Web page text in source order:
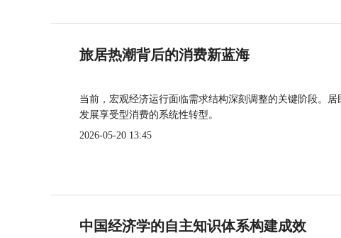
旅居热潮背后的消费新蓝海
当前，宏观经济运行面临需求结构深刻调整的关键阶段。
发展享受型消费的系统性转型。
2026-05-20 13:45
中国经济学的自主知识体系构建成效